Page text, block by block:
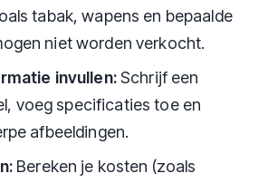
tabak, wapens en bepaalde
niet worden verkocht.
invullen:Schrijf een
voeg specificaties toe en
afbeeldingen.
Bereken je kosten (zoals